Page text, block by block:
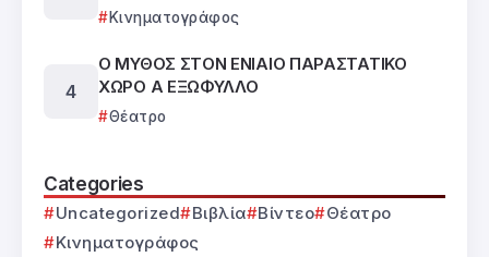
Κινηματογράφος
Ο ΜΥΘΟΣ ΣΤΟΝ ΕΝΙΑΙΟ ΠΑΡΑΣΤΑΤΙΚΟ
ΧΩΡΟ Α ΕΞΩΦΥΛΛΟ
Θέατρο
Categories
Uncategorized Βιβλία Βίντεο
Θέατρο
Κινηματογράφος